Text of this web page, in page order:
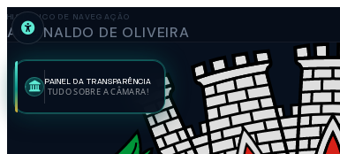
HISTÓRICO DE NAVEGAÇÃO
AGUINALDO DE OLIVEIRA
PAINEL DA TRANSPARÊNCIA
TUDO SOBRE A CÂMARA!